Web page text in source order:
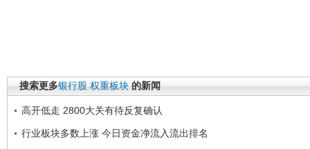
搜索更多银行股 权重板块 的新闻
高开低走 2800大关有待反复确认
行业板块多数上涨 今日资金净流入流出排名